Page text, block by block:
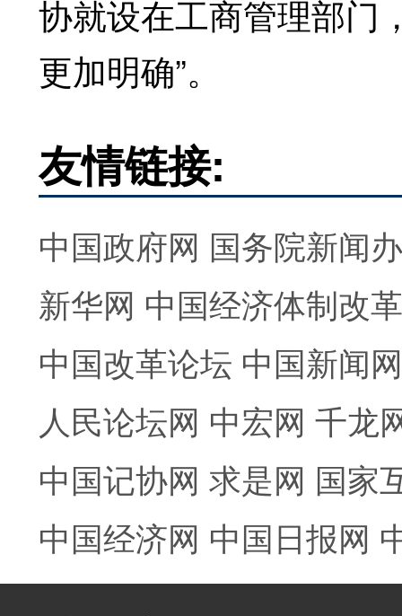
协就设在工商管理部门
更加明确”。
友情链接:
中国政府网 国务院新闻
新华网 中国经济体制改
中国改革论坛 中国新闻网
人民论坛网 中宏网 千龙
中国记协网 求是网 国家
中国经济网 中国日报网